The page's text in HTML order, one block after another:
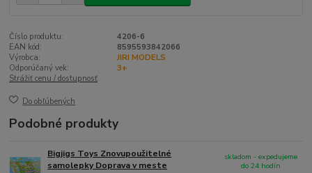
Číslo produktu:
4206-6
EAN kód:
8595593842066
Výrobca:
JIRI MODELS
Odporúčaný vek:
3+
Strážiť cenu / dostupnosť
Do obľúbených
Podobné produkty
Bigjigs Toys Znovupoužitelné
samolepky Doprava v meste
skladom - expedujeme
do 24 hodín